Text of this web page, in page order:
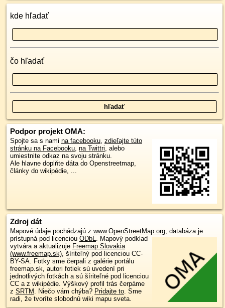
kde hľadať
čo hľadať
Podpor projekt OMA:
Spojte sa s nami na facebooku, zdieľajte túto
stránku na Facebooku, na Twittri, alebo
umiestnite odkaz na svoju stránku.
Ale hlavne doplňte dáta do Openstreetmap,
články do wikipédie, ...
Zdroj dát
Mapové údaje pochádzajú z www.OpenStreetMap.org, databáza je
prístupná pod licenciou ODbL. Mapový podklad
vytvára a aktualizuje Freemap Slovakia
(www.freemap.sk), šíriteľný pod licenciou CC-
BY-SA. Fotky sme čerpali z galérie portálu
freemap.sk, autori fotiek sú uvedení pri
jednotlivých fotkách a sú šíriteľné pod licenciou
CC a z wikipédie. Výškový profil trás čerpáme
z SRTM . Niečo vám chýba? Pridajte to. Sme
radi, že tvoríte slobodnú wiki mapu sveta.